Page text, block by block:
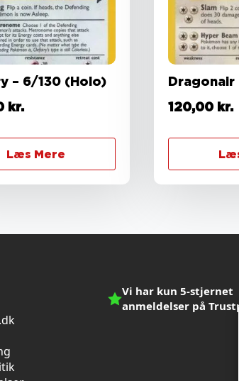
– 6/130 (Holo)
kr.
Læs Mere
Dragonair
120,00 kr.
Vi har kun 5-stjernet
anmeldelser på